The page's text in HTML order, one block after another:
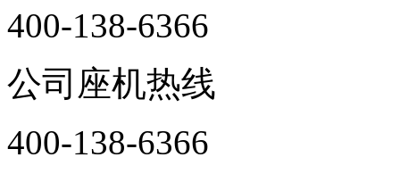
400-138-6366
公司座机热线
400-138-6366